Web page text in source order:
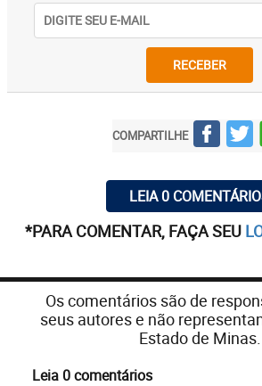
RECEBER
COMPARTILHE
LEIA 0
*PARA COMENTAR, FAÇA SEU
Os comentários são de
seus autores e não
Estado de Minas.
Leia 0 comentários